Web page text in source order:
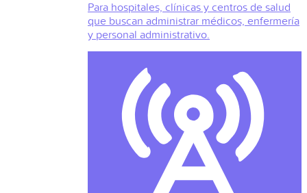
Para hospitales, clínicas y centros de salud
que buscan administrar médicos, enfermería
y personal administrativo.